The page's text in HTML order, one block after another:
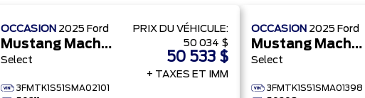
OCCASION 2025 Ford
Mustang Mach-E
Select
3FMTK1S51SMA02101
PRIX ​​DU VÉHICULE:
50 034 $
50 533 $
+ TAXES ET IMM
OCCASION 2025 Ford
Mustang Mach-E
Select
3FMTK1S51SMA01398